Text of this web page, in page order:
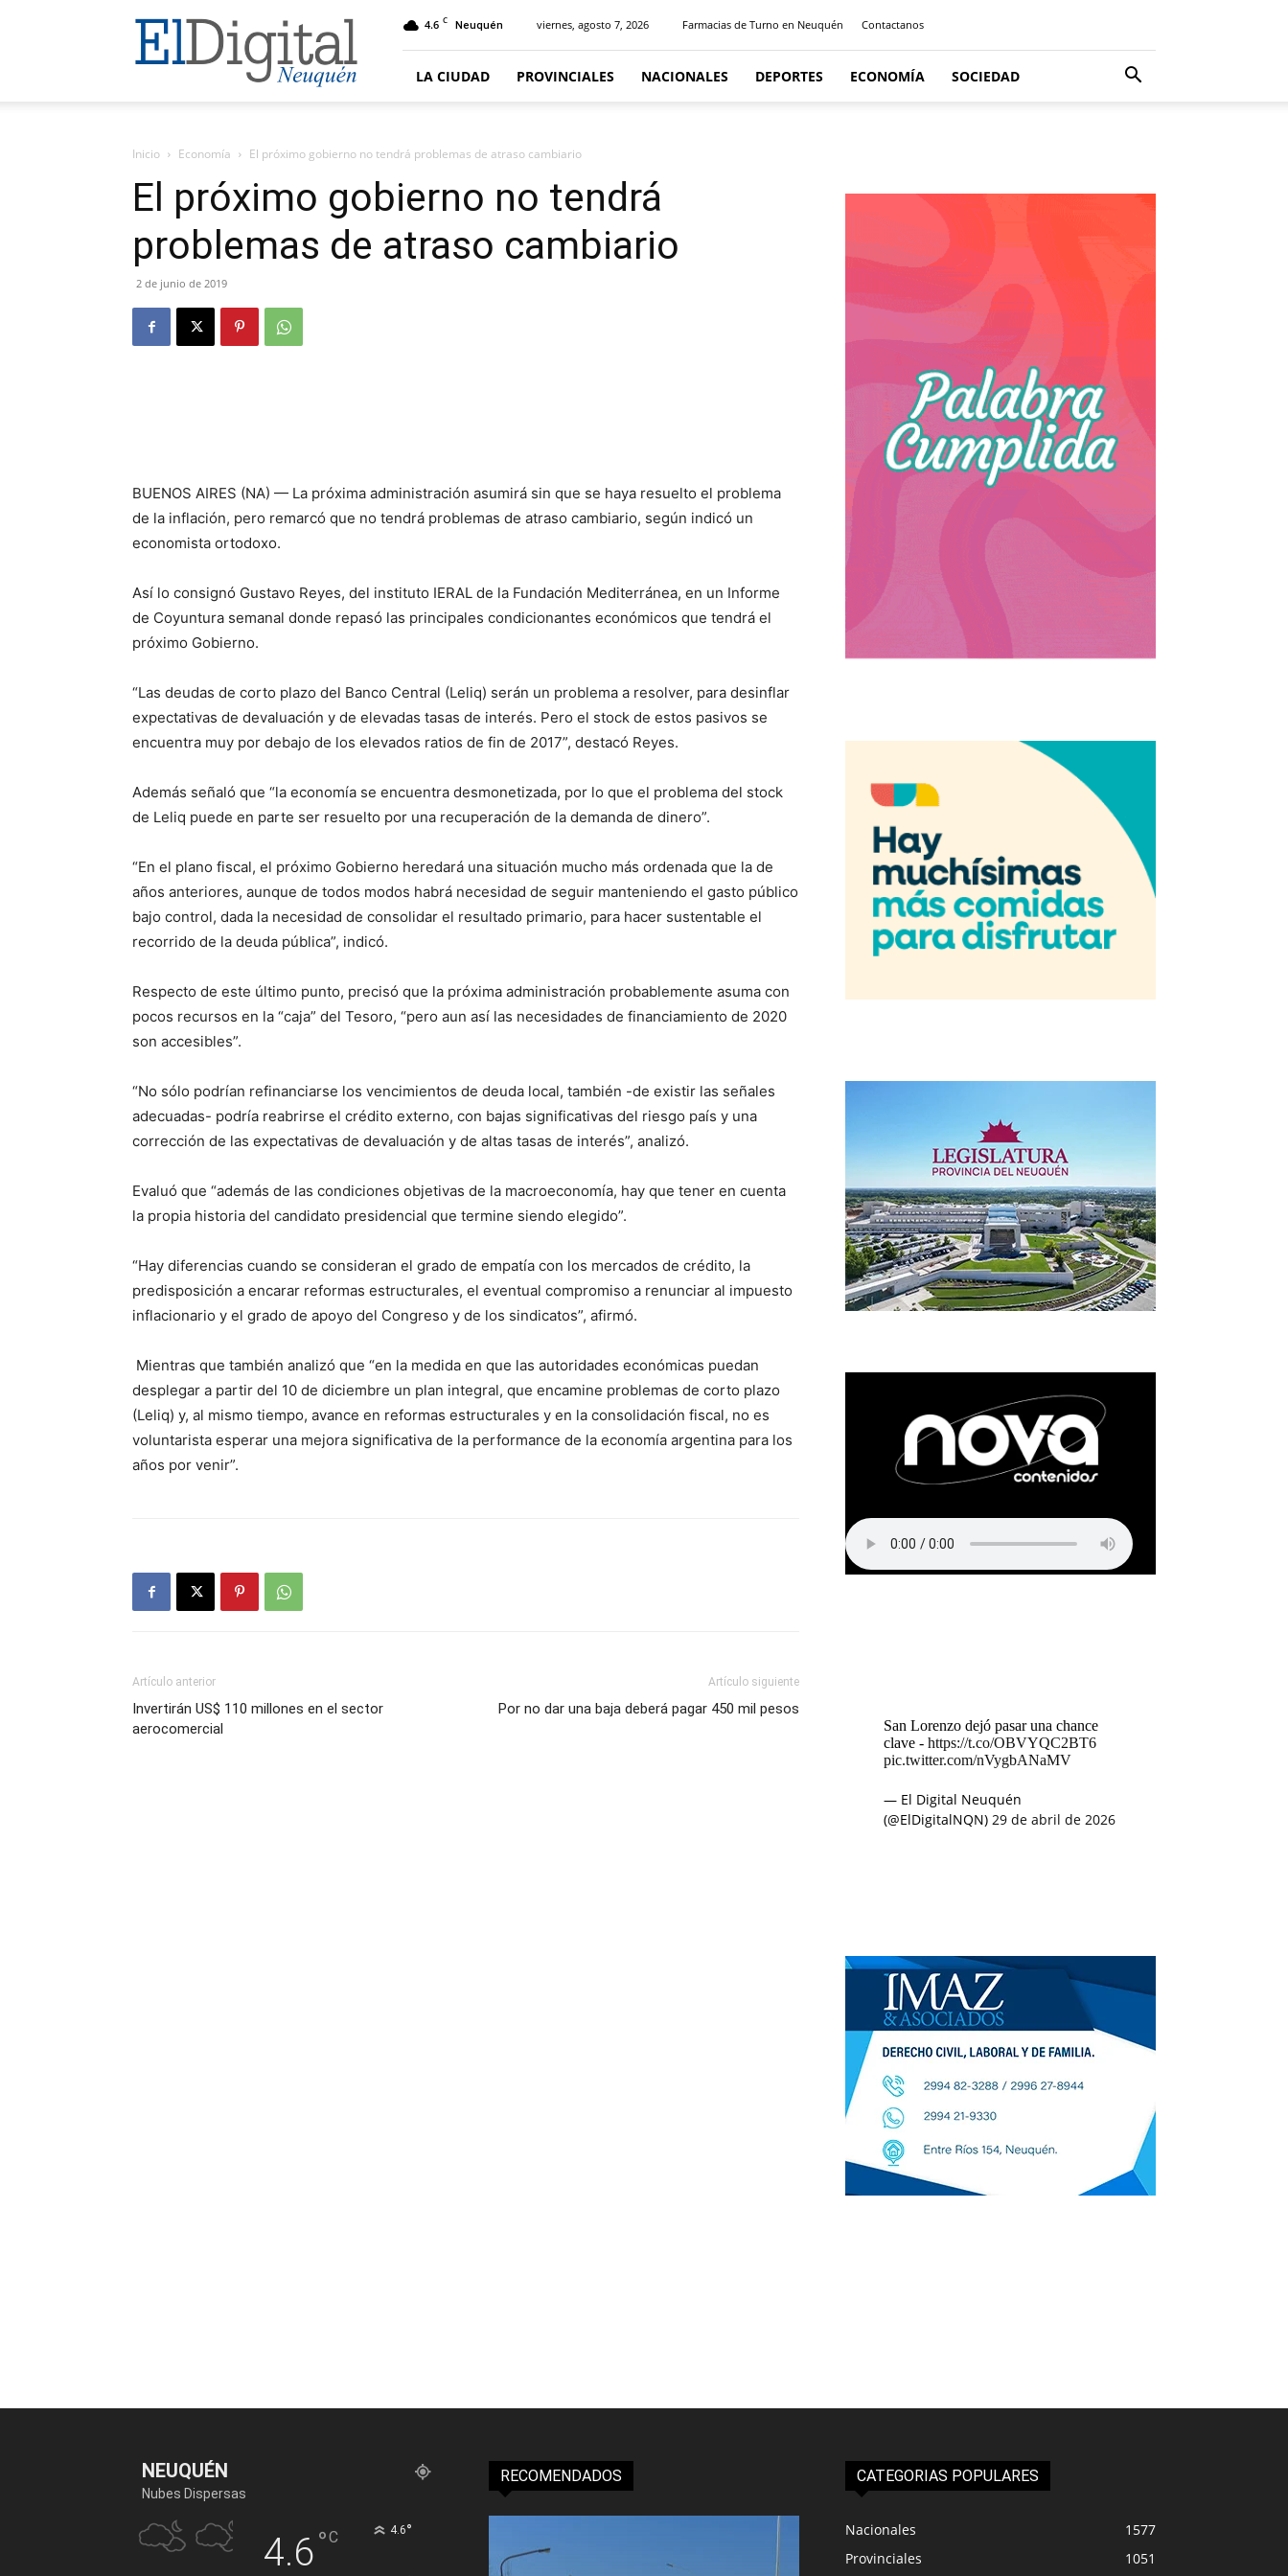
El
Digital
Neuquen
4.6 C Neuquén viernes, agosto 7, 2026 Farmacias de Turno en Neuquén Contactanos
LA CIUDAD PROVINCIALES NACIONALES DEPORTES ECONOMÍA SOCIEDAD
Inicio Economía El próximo gobierno no tendrá problemas de atraso cambiario
El próximo gobierno no tendrá
problemas de atraso cambiario
2 de junio de 2019
BUENOS AIRES (NA) — La próxima administración asumirá sin que se haya resuelto el problema
de la inflación, pero remarcó que no tendrá problemas de atraso cambiario, según indicó un
economista ortodoxo.
Así lo consignó Gustavo Reyes, del instituto IERAL de la Fundación Mediterránea, en un Informe
de Coyuntura semanal donde repasó las principales condicionantes económicos que tendrá el
próximo Gobierno.
“Las deudas de corto plazo del Banco Central (Leliq) serán un problema a resolver, para desinflar
expectativas de devaluación y de elevadas tasas de interés. Pero el stock de estos pasivos se
encuentra muy por debajo de los elevados ratios de fin de 2017”, destacó Reyes.
Además señaló que “la economía se encuentra desmonetizada, por lo que el problema del stock
de Leliq puede en parte ser resuelto por una recuperación de la demanda de dinero”.
“En el plano fiscal, el próximo Gobierno heredará una situación mucho más ordenada que la de
años anteriores, aunque de todos modos habrá necesidad de seguir manteniendo el gasto público
bajo control, dada la necesidad de consolidar el resultado primario, para hacer sustentable el
recorrido de la deuda pública”, indicó.
Respecto de este último punto, precisó que la próxima administración probablemente asuma con
pocos recursos en la “caja” del Tesoro, “pero aun así las necesidades de financiamiento de 2020
son accesibles”.
“No sólo podrían refinanciarse los vencimientos de deuda local, también -de existir las señales
adecuadas- podría reabrirse el crédito externo, con bajas significativas del riesgo país y una
corrección de las expectativas de devaluación y de altas tasas de interés”, analizó.
Evaluó que “además de las condiciones objetivas de la macroeconomía, hay que tener en cuenta
la propia historia del candidato presidencial que termine siendo elegido”.
“Hay diferencias cuando se consideran el grado de empatía con los mercados de crédito, la
predisposición a encarar reformas estructurales, el eventual compromiso a renunciar al impuesto
inflacionario y el grado de apoyo del Congreso y de los sindicatos”, afirmó.
Mientras que también analizó que “en la medida en que las autoridades económicas puedan
desplegar a partir del 10 de diciembre un plan integral, que encamine problemas de corto plazo
(Leliq) y, al mismo tiempo, avance en reformas estructurales y en la consolidación fiscal, no es
voluntarista esperar una mejora significativa de la performance de la economía argentina para los
años por venir”.
Artículo anterior
Invertirán US$ 110 millones en el sector
aerocomercial
Artículo siguiente
Por no dar una baja deberá pagar 450 mil pesos
San Lorenzo dejó pasar una chance
clave - https://t.co/OBVYQC2BT6
pic.twitter.com/nVygbANaMV
— El Digital Neuquén
(@ElDigitalNQN) 29 de abril de 2026
NEUQUÉN
Nubes Dispersas
4.6°C 4.6°
RECOMENDADOS CATEGORIAS POPULARES
Nacionales
1577
Provinciales
1051